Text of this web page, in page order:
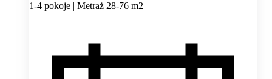
1-4 pokoje | Metraż 28-76 m2